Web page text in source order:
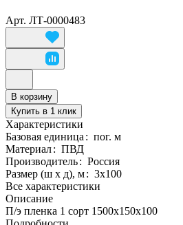
Арт. ЛТ-0000483
В корзину
Купить в 1 клик
Характеристики
Базовая единица : пог. м
Материал: ПВД
Производитель: Россия
Размер (ш х д), м: 3х100
Все характеристики
Описание
П/э пленка 1 сорт 1500х150х100